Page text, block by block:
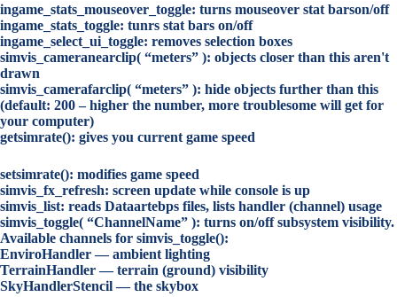
ingame_stats_mouseover_toggle: turns mouseover stat barson/off
ingame_stats_toggle: tunrs stat bars on/off
ingame_select_ui_toggle: removes selection boxes
simvis_cameranearclip( “meters” ): objects closer than this aren't
drawn
simvis_camerafarclip( “meters” ): hide objects further than this
(default: 200 – higher the number, more troublesome will get for
your computer)
getsimrate(): gives you current game speed
setsimrate(): modifies game speed
simvis_fx_refresh: screen update while console is up
simvis_list: reads Dataartebps files, lists handler (channel) usage
simvis_toggle( “ChannelName” ): turns on/off subsystem visibility.
Available channels for simvis_toggle():
EnviroHandler — ambient lighting
TerrainHandler — terrain (ground) visibility
SkyHandlerStencil — the skybox